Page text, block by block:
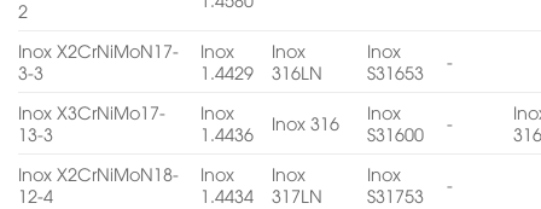
2
Inox X2CrNiMoN17-
3-3
Inox
1.4429
Inox
316LN
Inox
S31653
-
Inox X3CrNiMo17-
13-3
Inox
1.4436
Inox 316
Inox
S31600
-
Inox X2CrNiMoN18-
12-4
Inox
1.4434
Inox
317LN
Inox
S31753
-